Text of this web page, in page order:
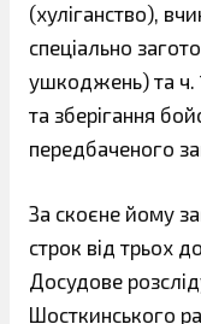
(хуліганство),
спеціально
ушкоджень) та ч.
та зберігання
передбаченого
За скоєне йому
строк від трьох
Досудове
Шосткинського